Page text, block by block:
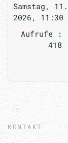
Samstag,
2026,
Aufrufe :
418
KONTAKT